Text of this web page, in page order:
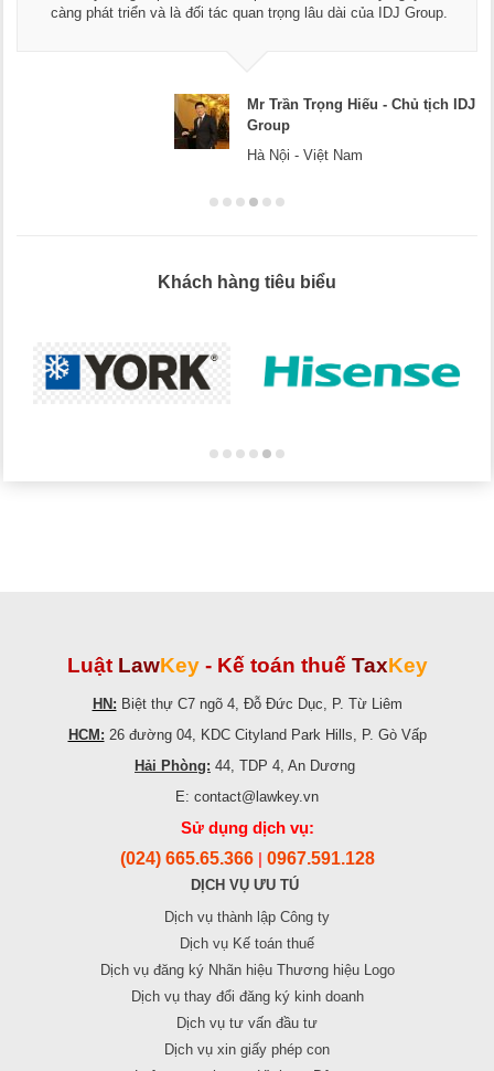
Chúc các bạn phát triển hơn, phục vụ tốt hơn cho cộng đồng
Mr Dương - CEO Dương Cafe
Hà Nội
Khách hàng tiêu biểu
Luật LawKey - Kế toán thuế TaxKey
HN: Biệt thự C7 ngõ 4, Đỗ Đức Dục, P. Từ Liêm
HCM: 26 đường 04, KDC Cityland Park Hills, P. Gò Vấp
Hải Phòng: 44, TDP 4, An Dương
E: contact@lawkey.vn
Sử dụng dịch vụ:
(024) 665.65.366 0967.591.128
DỊCH VỤ ƯU TÚ
Dịch vụ thành lập Công ty
Dịch vụ Kế toán thuế
Dịch vụ đăng ký Nhãn hiệu Thương hiệu Logo
Dịch vụ thay đổi đăng ký kinh doanh
Dịch vụ tư vấn đầu tư
Dịch vụ xin giấy phép con